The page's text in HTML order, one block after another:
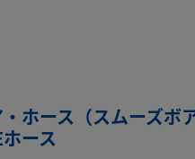
ホース（スムーズボ
ース